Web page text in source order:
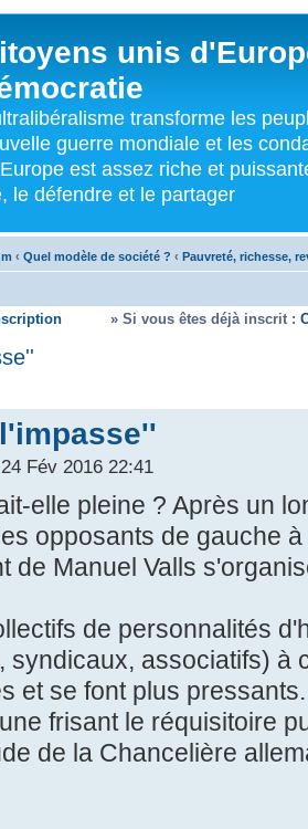
unis
transforme les
guerre mondiale et les
est assez riche et
le défendre et le partager
‹ Quel modèle de société ? ‹ Pauvreté, richesse,
» Si vous êtes déjà inscrit :
Fév 2016 22:41
elle pleine ? Après un
opposants de gauche
de Manuel Valls
de personnalités
syndicaux, associatifs) à
et se font plus pressants.
frisant le réquisitoire
de la Chancelière